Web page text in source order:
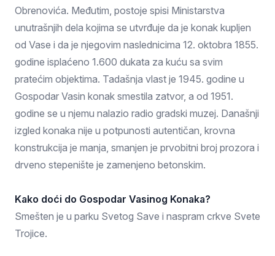
Obrenovića. Međutim, postoje spisi Ministarstva
unutrašnjih dela kojima se utvrđuje da je konak kupljen
od Vase i da je njegovim naslednicima 12. oktobra 1855.
godine isplaćeno 1.600 dukata za kuću sa svim
pratećim objektima. Tadašnja vlast je 1945. godine u
Gospodar Vasin konak smestila zatvor, a od 1951.
godine se u njemu nalazio radio gradski muzej. Današnji
izgled konaka nije u potpunosti autentičan, krovna
konstrukcija je manja, smanjen je prvobitni broj prozora i
drveno stepenište je zamenjeno betonskim.
Kako doći do Gospodar Vasinog Konaka?
Smešten je u parku Svetog Save i naspram crkve Svete
Trojice.